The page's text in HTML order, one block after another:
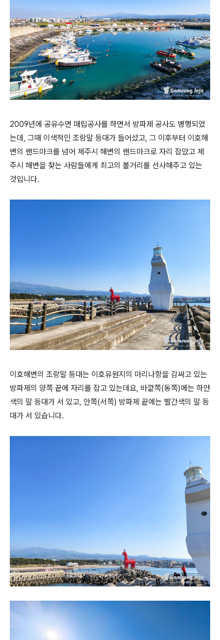
2009년에 공유수면 매립공사를 하면서 방파제 공사도 병행되었
는데, 그때 이색적인 조랑말 등대가 들어섰고, 그 이후부터 이호해
변의 랜드마크를 넘어 제주시 해변의 랜드마크로 자리 잡았고 제
주시 해변을 찾는 사람들에게 최고의 볼거리를 선사해주고 있는
것입니다.
이호해변의 조랑말 등대는 이호유원지의 마리나항을 감싸고 있는
방파제의 양쪽 끝에 자리를 잡고 있는데요, 바깥쪽(동쪽)에는 하얀
색의 말 등대가 서 있고, 안쪽(서쪽) 방파제 끝에는 빨간색의 말 등
대가 서 있습니다.